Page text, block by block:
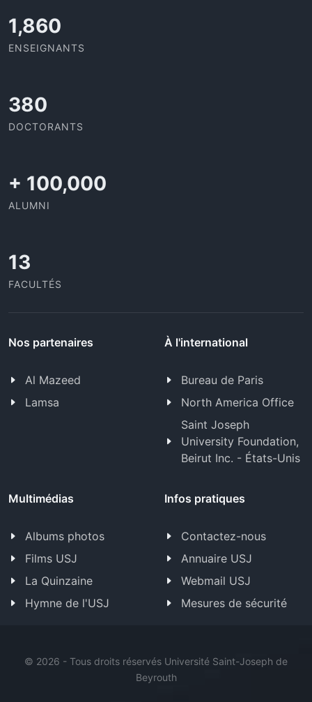
2,086
ENSEIGNANTS
426
DOCTORANTS
+ 100,000
ALUMNI
13
FACULTÉS
Nos partenaires
Al Mazeed
Lamsa
À l'international
Bureau de Paris
North America Office
Saint Joseph
University Foundation,
Beirut Inc. - États-Unis
Multimédias
Albums photos
Films USJ
La Quinzaine
Hymne de l'USJ
Infos pratiques
Contactez-nous
Annuaire USJ
Webmail USJ
Mesures de sécurité
© 2026 - Tous droits réservés Université Saint-Joseph de
Beyrouth